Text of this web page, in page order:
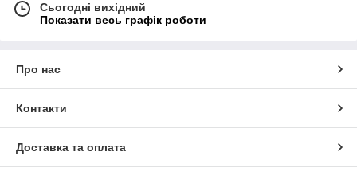
Сьогодні вихідний
Показати весь графік роботи
Про нас
Контакти
Доставка та оплата